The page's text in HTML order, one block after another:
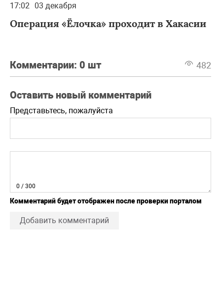
17:02 03 декабря
Операция «Ёлочка» проходит в Хакасии
Комментарии: 0 шт 482
Оставить новый комментарий
Представьтесь, пожалуйста
0 / 300
Комментарий будет отображен после проверки порталом
Добавить комментарий